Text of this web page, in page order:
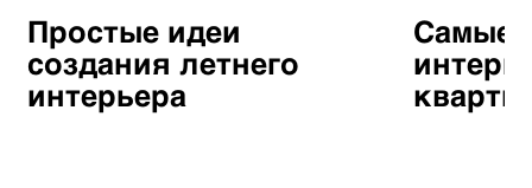
Простые идеи
создания летнего
интерьера
Самые